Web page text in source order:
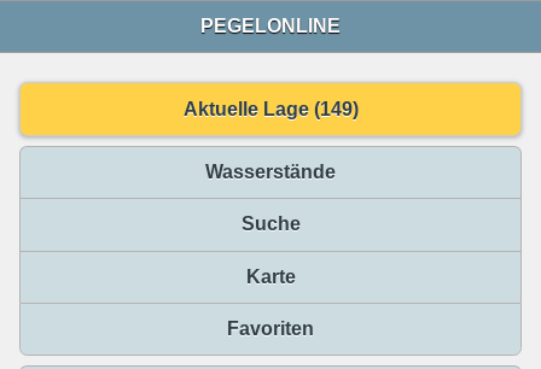
PEGELONLINE
Aktuelle Lage (149)
Wasserstände
Suche
Karte
Favoriten